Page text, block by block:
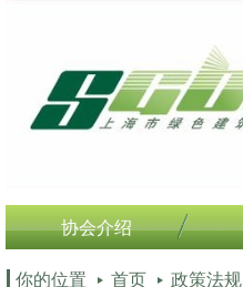
协会介绍
你的位置 首页 政策法规